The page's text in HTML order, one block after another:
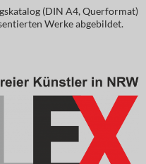
(DIN A4, Querformat)
Werke abgebildet.